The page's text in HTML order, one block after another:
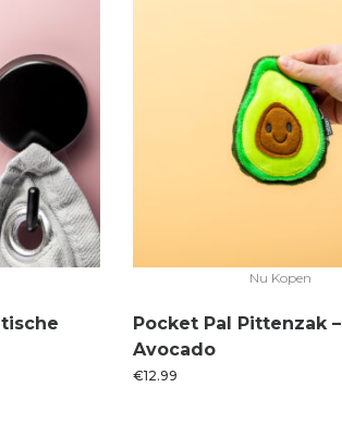
Nu Kopen
Pocket Pal Pittenzak –
Avocado
€12.99